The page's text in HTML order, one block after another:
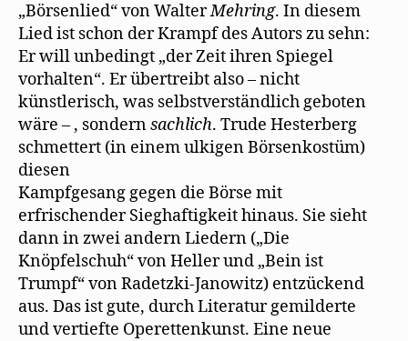
„Börsenlied“ von WalterMehring. In diesem
Lied ist schon der Krampf des Autors zu sehn:
Er will unbedingt „der Zeit ihren Spiegel
vorhalten“. Er übertreibt also – nicht
künstlerisch, was selbstverständlich geboten
wäre – , sondernsachlich. Trude Hesterberg
schmettert (in einem ulkigen Börsenkostüm)
diesen
Kampfgesang gegen die Börse mit
erfrischender Sieghaftigkeit hinaus. Sie sieht
dann in zwei andern Liedern („Die
Knöpfelschuh“ von Heller und „Bein ist
Trumpf“ von Radetzki-Janowitz) entzückend
aus. Das ist gute, durch Literatur gemilderte
und vertiefte Operettenkunst. Eine neue